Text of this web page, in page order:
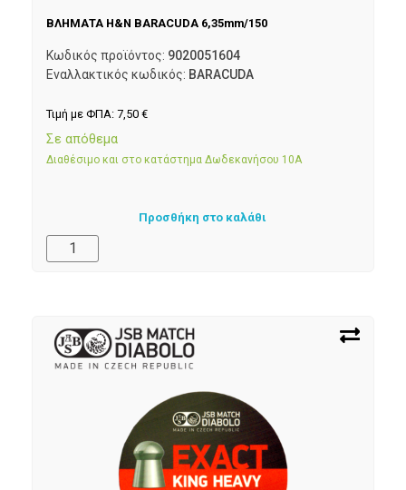
ΒΛΗΜΑΤΑ H&N BARACUDA 6,35mm/150
Κωδικός προϊόντος: 9020051604
Εναλλακτικός κωδικός: BARACUDA
Τιμή με ΦΠΑ: 7,50 €
Σε απόθεμα
Διαθέσιμο και στο κατάστημα Δωδεκανήσου 10Α
Προσθήκη στο καλάθι